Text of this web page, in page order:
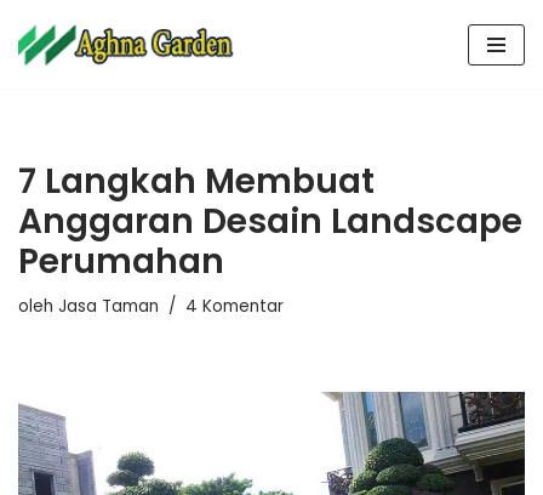
Lompat
7 Langkah Membuat
Anggaran Desain Landscape
Perumahan
oleh Jasa Taman 4 Komentar